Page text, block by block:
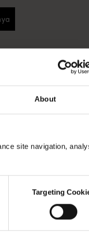
About
site navigation,
Targeting
berkendara ke
yang kuat,